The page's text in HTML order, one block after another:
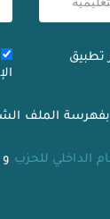
تطبيق
الملف
الداخلي للحزب